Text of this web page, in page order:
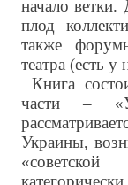
начало ветки.
плод
также
театра (есть
Книга
части –
Украины,